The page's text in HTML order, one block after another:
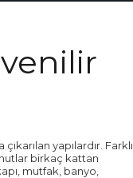
yapılardır. Farklı
birkaç kattan
mutfak, banyo,